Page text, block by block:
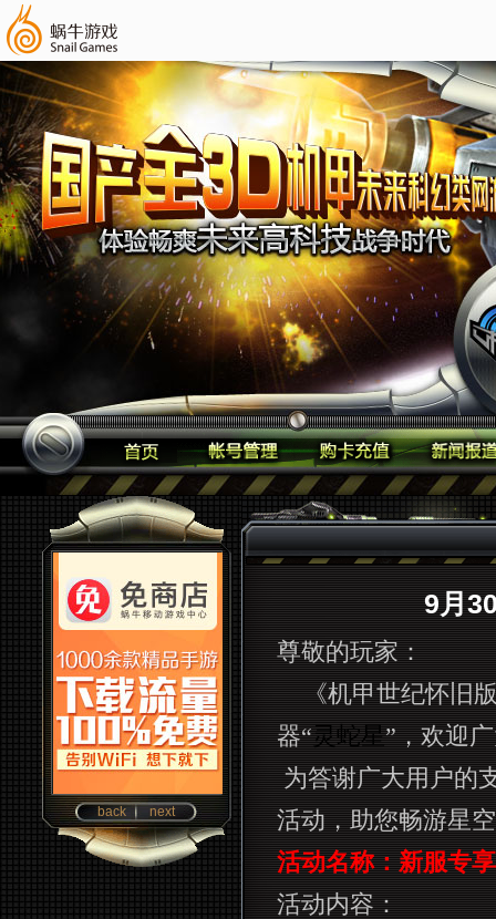
back next
9月
尊敬的玩家：
《机甲世纪怀旧
器“灵蛇星”，欢迎
为答谢广大用户的
活动，助您畅游星
活动名称：新服专
活动内容：